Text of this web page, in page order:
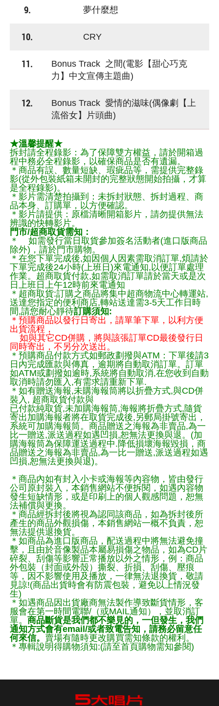
9. 夢什麼想
10. CRY
11.
Bonus Track 之間(電影【甜心巧克
力】中文宣傳主題曲)
12.
Bonus Track 愛情的滋味(偶像劇【上
流俗女】片頭曲)
★溫馨提醒★
拆封請全程錄影：為了保障雙方權益，請於開箱過
程中務必全程錄影，以確保商品是否有遺漏。
＊商品有誤、數量短缺、瑕疵品等，需提供完整錄
影(從外包裝紙箱未開封的完整狀態開始拍攝，才算
是全程錄影)。
＊影片需清楚拍攝到：未拆封狀態、拆封過程、商
品本身、訂購單，以方便確認。
＊影片請提供：原檔清晰開箱影片，請勿提供無法
辨識的快轉影片。
門市/超商取貨需知：
＊ 如需發行當日取貨參加簽名活動者(進口版商品
除外)，請於門市購物。
＊在您下單完成後,如因個人因素需取消訂單,煩請於
下單完成後24小時(上班日)來電通知,以便訂單處理
作業。超商取貨付款,如需取消訂單請於當天或是次
日上班日上午12時前來電通知
＊超商取貨:訂購之商品將集中超商物流中心轉運站,
送達您指定的便利商店,轉站送達需3-5天工作日時
間,請您耐心靜待訂購須知:
＊預購商品以發行日寄出，請單筆下單，以利方便
出貨流程，
如與其它CD併購，將與該張訂單CD最後發行日
同時寄出，不另分次送出。
＊預購商品付款方式如郵政劃撥與ATM：下單後請3
日內完成匯款與傳真，逾期將自動取消訂單。訂單
如ATM或劃撥如逾時,系統將自動取消,在您收到自動
取消時請勿匯入,有需求請重新下單.
＊如有贈送海報,未購海報筒將以折疊方式,與CD併
裝入, 超商取貨付款與
已付款純取貨,未加購海報筒,海報將折疊方式,隨貨
寄出加購海報者將在取貨完成後,另郵局掛號寄出，
系統可加購海報筒。商品贈送之海報為非賣品,為一
比一贈送,派送過程如遇凹損,恕無法更換與退。(加
購海報筒為保障運送過程中.降低損壞海報毀損，商
品贈送之海報為非賣品,為一比一贈送,派送過程如遇
凹損,恕無法更換與退)。
＊商品內如有封入小卡或海報等內容物，皆由發行
公司原封裝入，本銷售網站不便拆閱，如遇內容物
發生短缺情形，或是印刷上的個人觀感問題，恕無
法補償與更換。
＊商品經拆封後將視為認同該商品，如為拆封後所
產生的商品外觀損傷，本銷售網站一概不負責，恕
無法提供退換貨。
＊如商品為進口版商品，配送過程中將無法避免撞
擊，且由於音像製品本屬易損傷之物品，如為CD片
碎裂、刮傷等影響正常播放以外之情形，例：商品
外包裝（封面或外殼）撕裂、折損、刮傷、壓痕
等，因不影響使用及播放，一律無法退換貨，敬請
見諒!(商品出貨時會有防震包裝，避免以上情況發
生)
＊如遇商品因出貨廠商無法製作導致斷貨情形，客
服會在第一時間電聯/（或MAIL通知），並取消訂
單。 商品斷貨是我們都不樂見的，一但發生，我們
通知方式會有email/或者致電告知，請務必留意任
何來信。 賣場有隨時更改購買需知條款的權利。
＊專輯說明得購物須知:(請至首頁購物需知參閱)